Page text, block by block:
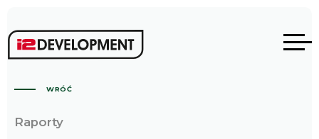
WRÓĆ
Raporty